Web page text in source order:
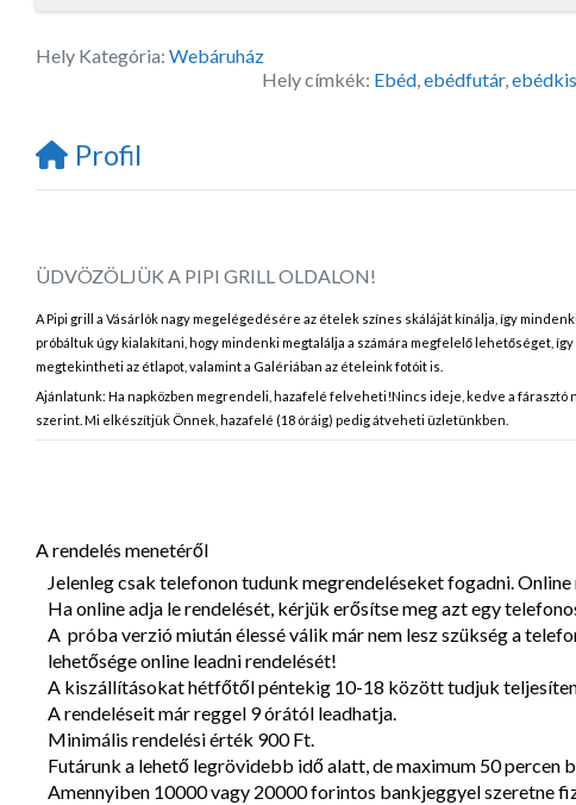
Hely Kategória: Webáruház
Hely címkék: Ebéd,ebédfutár,
Profil
ÜDVÖZÖLJÜK A PIPI GRILL OLDALON!
A Pipi grill a Vásárlók nagy megelégedésére az ételek színes skáláját kínálja, így
próbáltuk úgy kialakítani, hogy mindenki megtalálja a számára megfelelő lehetőséget,
megtekintheti az étlapot, valamint a Galériában az ételeink fotóit is.
Ajánlatunk: Ha napközben megrendeli, hazafelé felveheti!Nincs ideje, kedve a fárasztó
szerint. Mi elkészítjük Önnek, hazafelé (18 óráig) pedig átveheti üzletünkben.
A rendelés menetéről
Jelenleg csak telefonon tudunk megrendeléseket fogadni.
Ha online adja le rendelését, kérjük erősítse meg azt egy
A próba verzió miután élessé válik már nem lesz szükség a
lehetősége online leadni rendelését!
A kiszállításokat hétfőtől péntekig 10-18 között tudjuk
A rendeléseit már reggel 9 órától leadhatja.
Minimális rendelési érték 900 Ft.
Futárunk a lehető legrövidebb idő alatt, de maximum 50
Amennyiben 10000 vagy 20000 forintos bankjeggyel szeretne